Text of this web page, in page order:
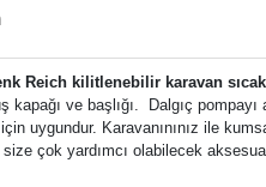
Reich kilitlenebilir karavan
kapağı ve başlığı. Dalgıç
uygundur. Karavanınınız ile
çok yardımcı olabilecek